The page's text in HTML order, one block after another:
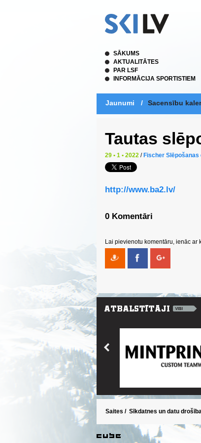
SĀKUMS
AKTUALITĀTES
PAR LSF
INFORMĀCIJA SPORTISTIEM
Jaunumi / Sacensību
Tautas
29 • 1 • 2022 / Fischer
http://www.ba2.lv/
0 Komentāri
Lai pievienotu komentāru, ienāc ar
Saites / Sīkdatnes un datu